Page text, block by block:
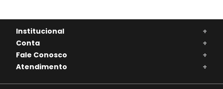
Institucional
+
Conta
+
Fale Conosco
+
Atendimento
+